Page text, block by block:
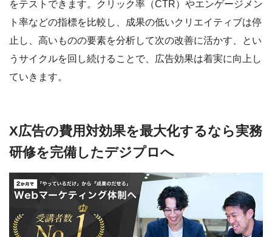
をテストできます。クリック率（CTR）やエンゲージメン
ト率などの指標を比較し、成果の低いクリエイティブは停
止し、高いものの要素を分析して次の改善に活かす、とい
うサイクルを回し続けることで、広告効果は着実に向上し
ていきます。
X広告の費用対効果を最大化するなら実務
研修を完備したデジプロへ